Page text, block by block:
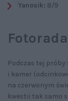
Yanosik: 8/9
Podczas tej
i kamer
na czerwonym
kwestii tak samo